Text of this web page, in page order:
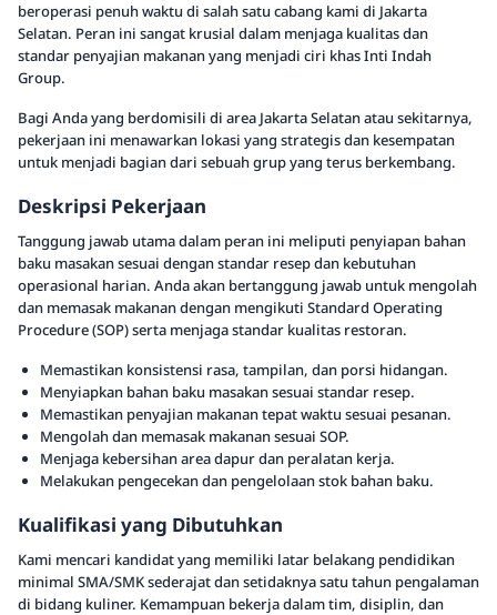
beroperasi penuh waktu di salah satu cabang kami di Jakarta
Selatan. Peran ini sangat krusial dalam menjaga kualitas dan
standar penyajian makanan yang menjadi ciri khas Inti Indah
Group.
Bagi Anda yang berdomisili di area Jakarta Selatan atau sekitarnya,
pekerjaan ini menawarkan lokasi yang strategis dan kesempatan
untuk menjadi bagian dari sebuah grup yang terus berkembang.
Deskripsi Pekerjaan
Tanggung jawab utama dalam peran ini meliputi penyiapan bahan
baku masakan sesuai dengan standar resep dan kebutuhan
operasional harian. Anda akan bertanggung jawab untuk mengolah
dan memasak makanan dengan mengikuti Standard Operating
Procedure (SOP) serta menjaga standar kualitas restoran.
Memastikan konsistensi rasa, tampilan, dan porsi hidangan.
Menyiapkan bahan baku masakan sesuai standar resep.
Memastikan penyajian makanan tepat waktu sesuai pesanan.
Mengolah dan memasak makanan sesuai SOP.
Menjaga kebersihan area dapur dan peralatan kerja.
Melakukan pengecekan dan pengelolaan stok bahan baku.
Kualifikasi yang Dibutuhkan
Kami mencari kandidat yang memiliki latar belakang pendidikan
minimal SMA/SMK sederajat dan setidaknya satu tahun pengalaman
di bidang kuliner. Kemampuan bekerja dalam tim, disiplin, dan